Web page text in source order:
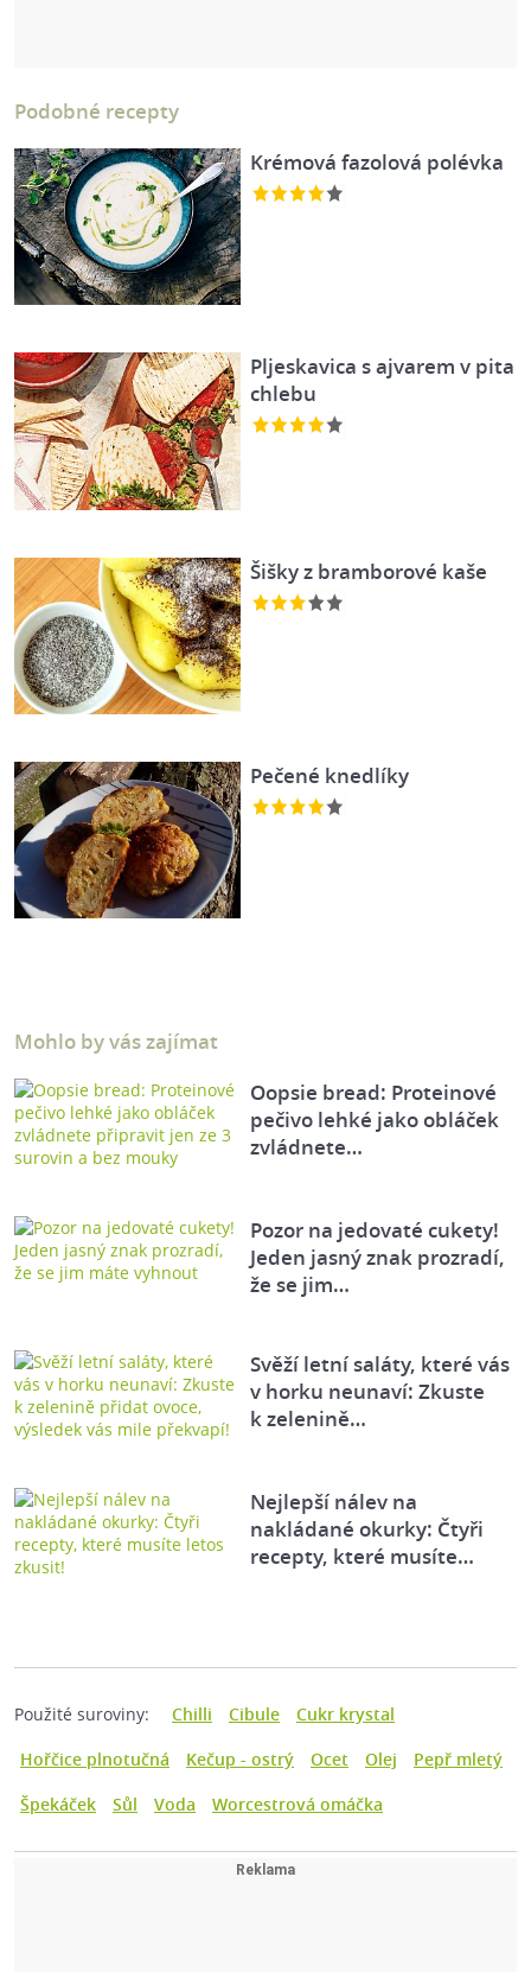
Podobné recepty
Krémová fazolová polévka
Pljeskavica s ajvarem v pita
chlebu
Šišky z bramborové kaše
Pečené knedlíky
Mohlo by vás zajímat
Oopsie bread: Proteinové
pečivo lehké jako obláček
zvládnete…
Pozor na jedovaté cukety!
Jeden jasný znak prozradí,
že se jim…
Svěží letní saláty, které vás
v horku neunaví: Zkuste
k zelenině…
Nejlepší nálev na
nakládané okurky: Čtyři
recepty, které musíte…
Použité suroviny: Chilli Cibule
Cukr krystal
Hořčice plnotučná
Kečup - ostrý Ocet Olej
Pepř mletý
Špekáček
Sůl Voda Worcestrová omáčka